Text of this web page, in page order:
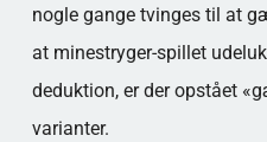
nogle gange tvinges til at
at minestryger-spillet
deduktion, er der opstået
varianter.